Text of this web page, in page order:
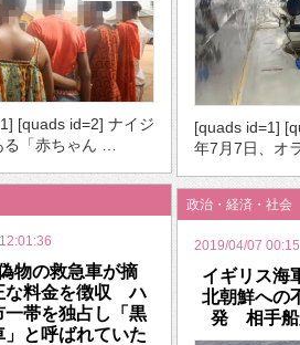
[quads id=2] ナイジ
る「赤ちゃん …
[quads id=1]
年7月7日、オ
物の救急車が摘
料金を徴収 ハ
一帯を独占し「黒
」と呼ばれていた
政治・経済・社会
2019/04/07
イギリス海
北朝鮮への
発 相手船